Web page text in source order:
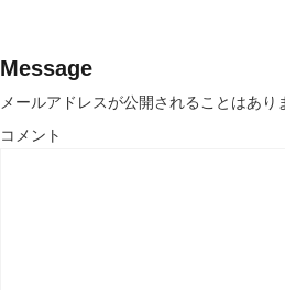
Message
メールアドレスが公開されることはあり
コメント